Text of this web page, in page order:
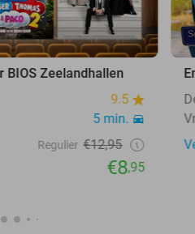
BIOS Zeelandhallen
9.5
5 min.
Regulier €12,95
€8,95